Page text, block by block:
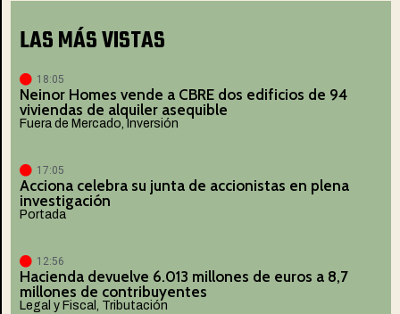
LAS MÁS VISTAS
18:05
Neinor Homes vende a CBRE dos edificios de 94
viviendas de alquiler asequible
Fuera de Mercado, Inversión
17:05
Acciona celebra su junta de accionistas en plena
investigación
Portada
12:56
Hacienda devuelve 6.013 millones de euros a 8,7
millones de contribuyentes
Legal y Fiscal , Tributación